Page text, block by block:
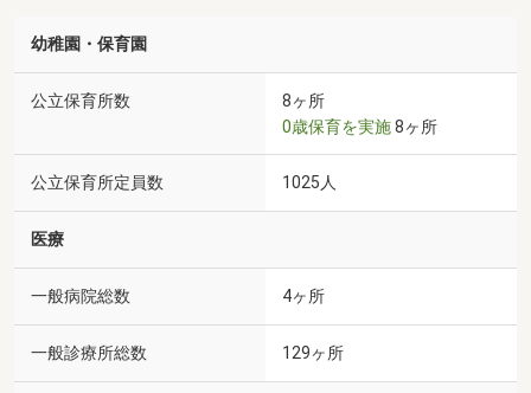
幼稚園・保育園
公立保育所数
8ヶ所
0歳保育を実施8ヶ所
公立保育所定員数 1025人
医療
一般病院総数 4ヶ所
一般診療所総数 129ヶ所